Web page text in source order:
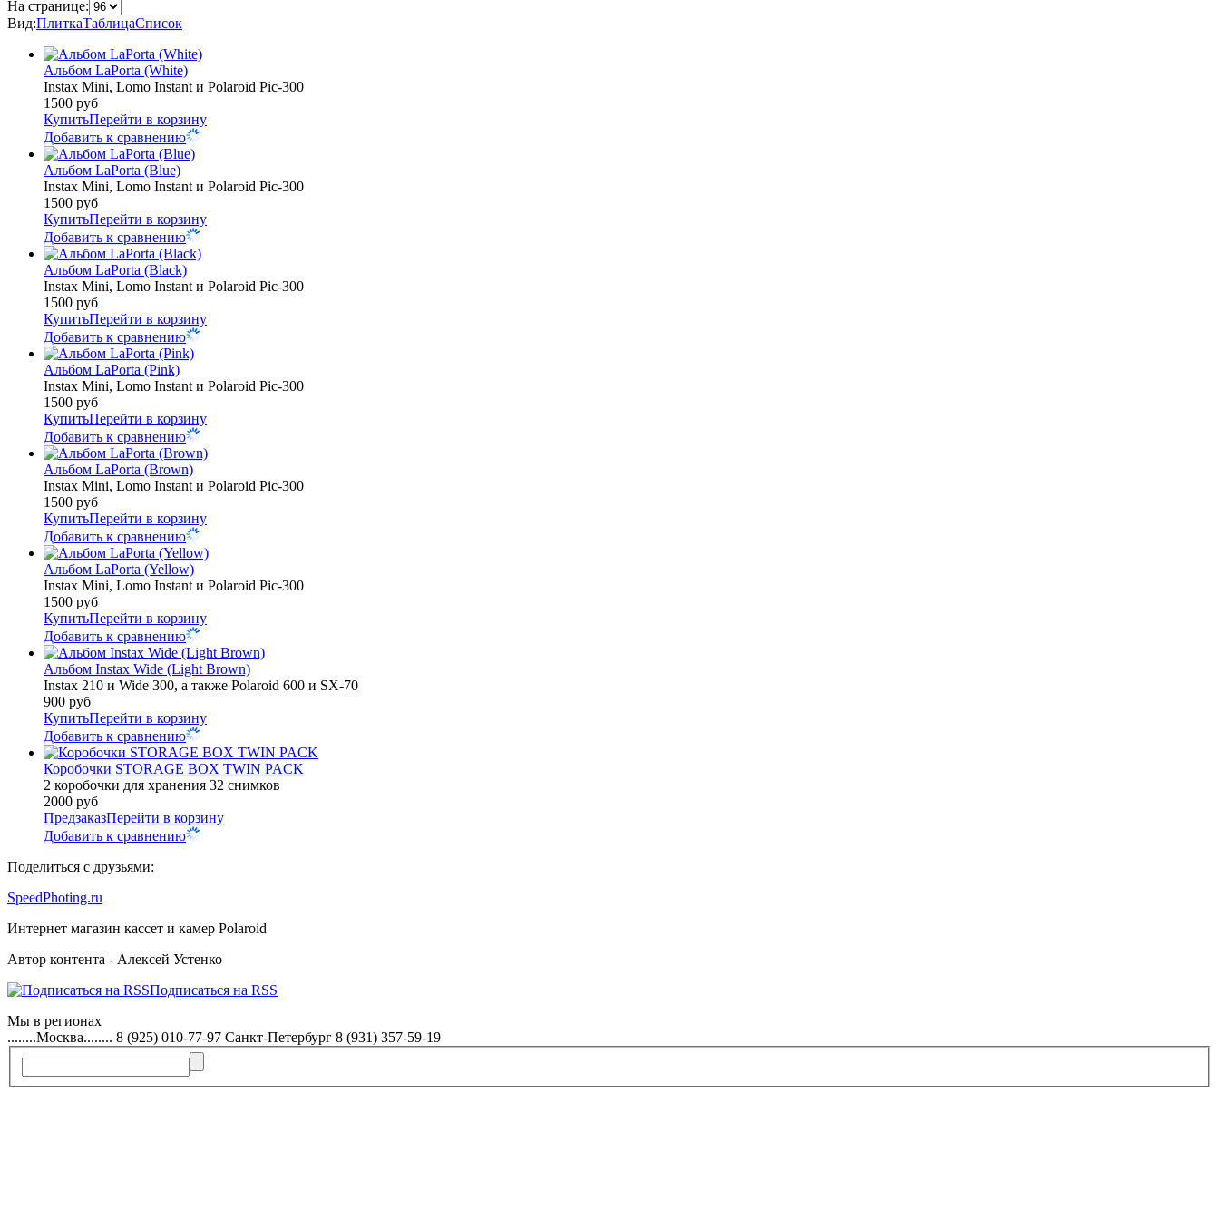
На странице:
Вид:ПлиткаТаблицаСписок
Альбом LaPorta (White)
Instax Mini, Lomo Instant и Polaroid Pic-300
1500 руб
КупитьПерейти в корзину
Добавить к сравнению
Альбом LaPorta (Blue)
Instax Mini, Lomo Instant и Polaroid Pic-300
1500 руб
КупитьПерейти в корзину
Добавить к сравнению
Альбом LaPorta (Black)
Instax Mini, Lomo Instant и Polaroid Pic-300
1500 руб
КупитьПерейти в корзину
Добавить к сравнению
Альбом LaPorta (Pink)
Instax Mini, Lomo Instant и Polaroid Pic-300
1500 руб
КупитьПерейти в корзину
Добавить к сравнению
Альбом LaPorta (Brown)
Instax Mini, Lomo Instant и Polaroid Pic-300
1500 руб
КупитьПерейти в корзину
Добавить к сравнению
Альбом LaPorta (Yellow)
Instax Mini, Lomo Instant и Polaroid Pic-300
1500 руб
КупитьПерейти в корзину
Добавить к сравнению
Альбом Instax Wide (Light Brown)
Instax 210 и Wide 300, а также Polaroid 600 и SX-70
900 руб
КупитьПерейти в корзину
Добавить к сравнению
Коробочки STORAGE BOX TWIN PACK
2 коробочки для хранения 32 снимков
2000 руб
ПредзаказПерейти в корзину
Добавить к сравнению
Поделиться с друзьями:
SpeedPhoting.ru
Интернет магазин кассет и камер Polaroid
Автор контента - Алексей Устенко
Подписаться на RSS
Мы в регионах
........Москва........ 8 (925) 010-77-97 Санкт-Петербург 8 (931) 357-59-19